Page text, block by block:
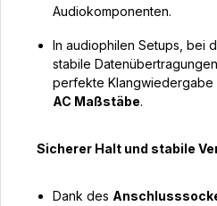
Audiokomponenten.
In audiophilen Setups, bei
stabile
perfekte Klangwiedergabe
AC Maßstäbe.
Sicherer Halt und stabile
Dank des